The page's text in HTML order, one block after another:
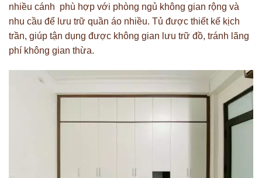
nhiều cánh phù hợp với phòng ngủ không gian rộng và
nhu cầu để lưu trữ quần áo nhiều. Tủ được thiết kế kịch
trần, giúp tận dụng được không gian lưu trữ đồ, tránh lãng
phí không gian thừa.